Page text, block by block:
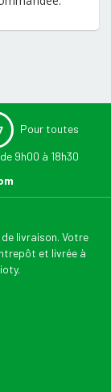
Pour toutes
9h00 à 18h30
livraison. Votre
et livrée à